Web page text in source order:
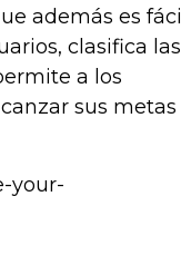
además es fácil
clasifica las
a los
sus metas
your-